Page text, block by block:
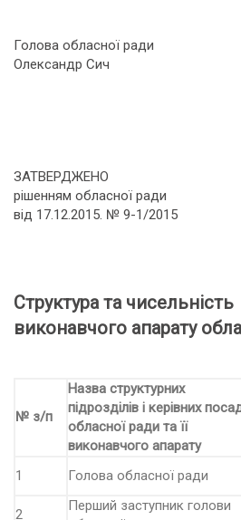
Голова
Олександр Сич
ЗАТВЕРДЖЕНО
рішенням обласної ради
від 17.12.2015. № 9-1/2015
Структура та чисельність
виконавчого апарату
№ з/п
Назва структурних
підрозділів і керівних
обласної ради та її
виконавчого апарату
1 Голова обласної ради
2
Перший заступник голови